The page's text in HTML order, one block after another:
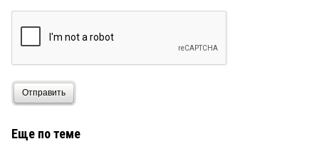
Отправить
Еще по теме